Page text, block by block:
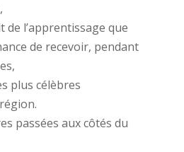
de l’apprentissage que
de recevoir, pendant
plus célèbres
passées aux côtés du